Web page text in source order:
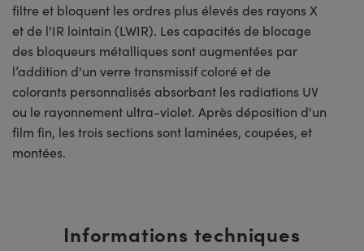
filtre et bloquent les ordres plus élevés des rayons X
et de l'IR lointain (LWIR). Les capacités de blocage
des bloqueurs métalliques sont augmentées par
l’addition d'un verre transmissif coloré et de
colorants personnalisés absorbant les radiations UV
ou le rayonnement ultra-violet. Après déposition d'un
film fin, les trois sections sont laminées, coupées, et
montées.
Informations techniques